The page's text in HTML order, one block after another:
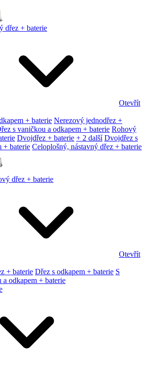
dřez + baterie
Otevřít
+ baterie Nerezový jednodřez +
s vaničkou a odkapem + baterie Rohový
Dvojdřez + baterie + 2 další Dvojdřez s
+ baterie Celoplošný, nástavný dřez + baterie
dřez + baterie
Otevřít
+ baterie Dřez s odkapem + baterie S
a odkapem + baterie